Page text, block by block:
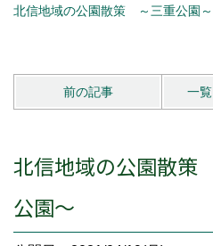
北信地域の公園散策 ～三重公園～
前の記事 一覧
北信地域の公園散
公園～